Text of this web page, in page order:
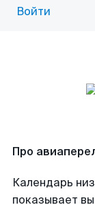
Войти
Про
Календарь
показывает